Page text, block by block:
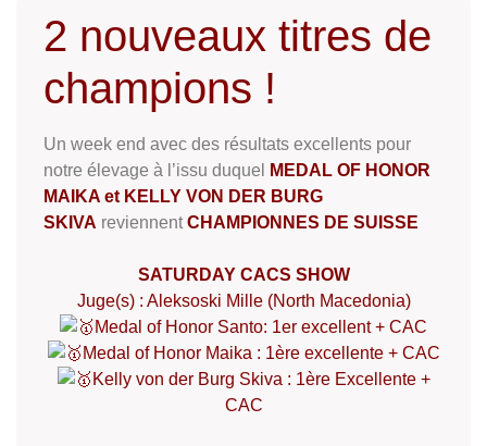
2 nouveaux titres de
champions !
Un week end avec des résultats excellents pour
notre élevage à l’issu duquel
MEDAL OF HONOR
MAIKA et KELLY VON DER BURG
SKIVA reviennent CHAMPIONNES DE SUISSE
SATURDAY CACS SHOW
Juge(s) : Aleksoski Mille (North Macedonia)
Medal of Honor Santo: 1er excellent + CAC
Medal of Honor Maika : 1ère excellente + CAC
Kelly von der Burg Skiva : 1ère Excellente +
CAC